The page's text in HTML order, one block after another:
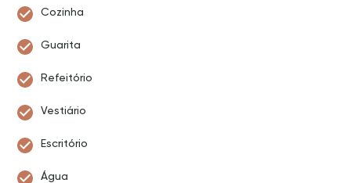
Cozinha
Guarita
Refeitório
Vestiário
Escritório
Água